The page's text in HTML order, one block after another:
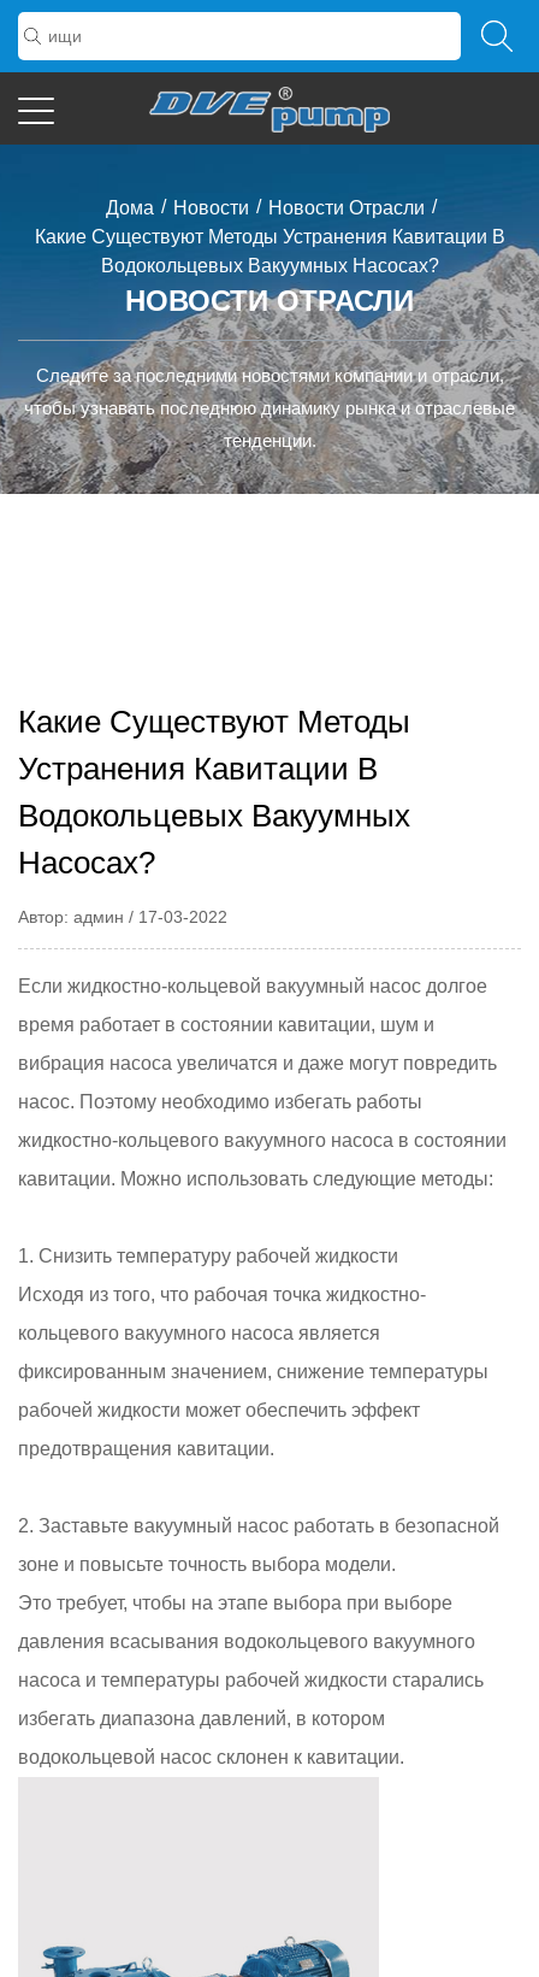
Дома / Новости / Новости Отрасли /
Какие Существуют Методы Устранения Кавитации В
Водокольцевых Вакуумных Насосах?
НОВОСТИ ОТРАСЛИ
Следите за последними новостями компании и отрасли,
чтобы узнавать последнюю динамику рынка и отраслевые
тенденции.
Какие Существуют Методы
Устранения Кавитации В
Водокольцевых Вакуумных
Насосах?
Автор: админ / 17-03-2022
Если жидкостно-кольцевой вакуумный насос долгое
время работает в состоянии кавитации, шум и
вибрация насоса увеличатся и даже могут повредить
насос. Поэтому необходимо избегать работы
жидкостно-кольцевого вакуумного насоса в состоянии
кавитации. Можно использовать следующие методы:
1. Снизить температуру рабочей жидкости
Исходя из того, что рабочая точка жидкостно-
кольцевого вакуумного насоса является
фиксированным значением, снижение температуры
рабочей жидкости может обеспечить эффект
предотвращения кавитации.
2. Заставьте вакуумный насос работать в безопасной
зоне и повысьте точность выбора модели.
Это требует, чтобы на этапе выбора при выборе
давления всасывания водокольцевого вакуумного
насоса и температуры рабочей жидкости старались
избегать диапазона давлений, в котором
водокольцевой насос склонен к кавитации.